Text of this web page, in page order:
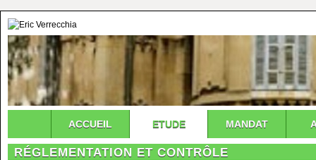
ACCUEIL ETUDE MANDAT
RÉGLEMENTATION ET CONTRÔLE